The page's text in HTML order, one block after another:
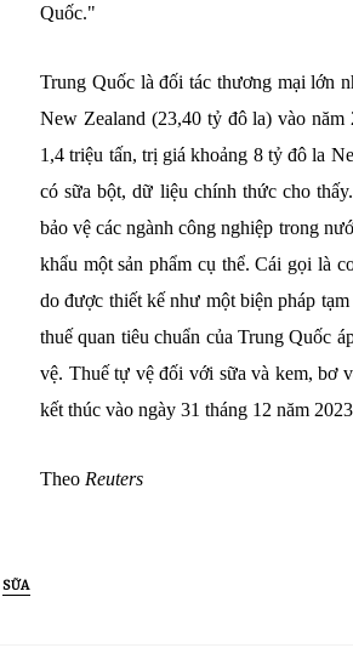
Quốc."
Trung Quốc là đối tác thương mại lớn
New Zealand (23,40 tỷ đô la) vào năm
1,4 triệu tấn, trị giá khoảng 8 tỷ đô la
có sữa bột, dữ liệu chính thức cho
bảo vệ các ngành công nghiệp trong
khẩu một sản phẩm cụ thể. Cái gọi là
do được thiết kế như một biện pháp
thuế quan tiêu chuẩn của Trung Quốc
vệ. Thuế tự vệ đối với sữa và kem, bơ
kết thúc vào ngày 31 tháng 12 năm
Theo Reuters
Posted
in
SỮA